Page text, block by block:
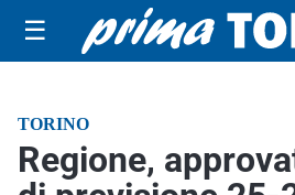
☰
TORINO
Regione,